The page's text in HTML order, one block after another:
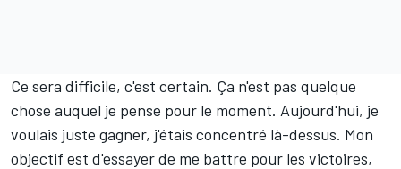
Ce sera difficile, c'est certain. Ça n'est pas quelque
chose auquel je pense pour le moment. Aujourd'hui, je
voulais juste gagner, j'étais concentré là-dessus. Mon
objectif est d'essayer de me battre pour les victoires,